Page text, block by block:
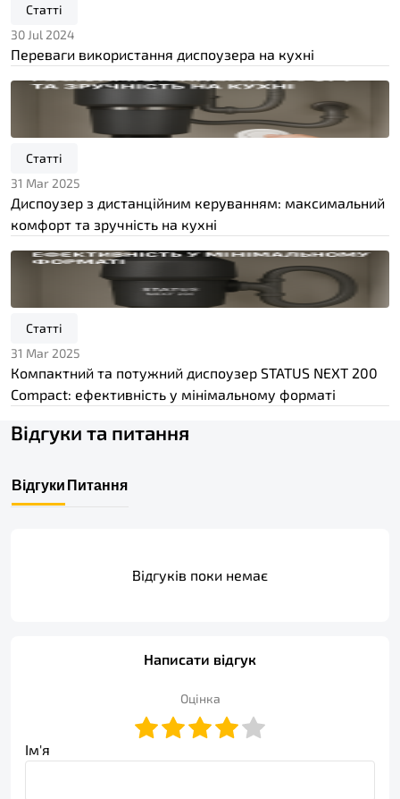
Статті
30 Jul 2024
Переваги використання диспоузера на кухні
Статті
31 Mar 2025
Диспоузер з дистанційним керуванням: максимальний
комфорт та зручність на кухні
Статті
31 Mar 2025
Компактний та потужний диспоузер STATUS NEXT 200
Compact: ефективність у мінімальному форматі
Відгуки та питання
Відгуки Питання
Відгуків поки немає
Написати відгук
Оцінка
Ім'я